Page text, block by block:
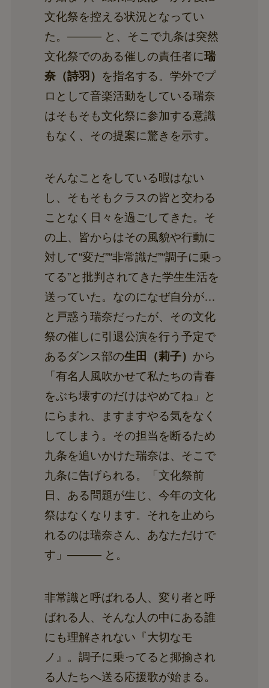
文化祭を控える状況となってい
た。——— と、そこで九条は突然
文化祭でのある催しの責任者に瑞
奈（詩羽） を指名する。学外でプ
ロとして音楽活動をしている瑞奈
はそもそも文化祭に参加する意識
もなく、その提案に驚きを示す。
そんなことをしている暇はない
し、そもそもクラスの皆と交わる
ことなく日々を過ごしてきた。そ
の上、皆からはその風貌や行動に
対して“変だ”“非常識だ”“調子に乗っ
てる”と批判されてきた学生生活を
送っていた。なのになぜ自分が…
と戸惑う瑞奈だったが、その文化
祭の催しに引退公演を行う予定で
あるダンス部の生田（莉子） から
「有名人風吹かせて私たちの青春
をぶち壊すのだけはやめてね」と
にらまれ、ますますやる気をなく
してしまう。その担当を断るため
九条を追いかけた瑞奈は、そこで
九条に告げられる。「文化祭前
日、ある問題が生じ、今年の文化
祭はなくなります。それを止めら
れるのは瑞奈さん、あなただけで
す」——— と。
非常識と呼ばれる人、変り者と呼
ばれる人、そんな人の中にある誰
にも理解されない『大切なモ
ノ』。調子に乗ってると揶揄され
る人たちへ送る応援歌が始まる。